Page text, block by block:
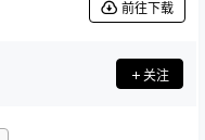
前往下载
关注